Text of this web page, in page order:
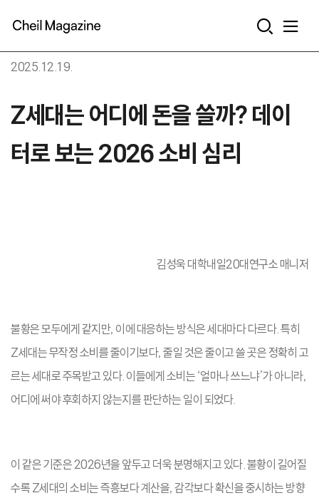
2025.12.19.
Z세대는 어디에 돈을 쓸까? 데이
터로 보는 2026 소비 심리
김성욱 대학내일20대연구소 매니저
불황은 모두에게 같지만, 이에 대응하는 방식은 세대마다 다르다. 특히
Z세대는 무작정 소비를 줄이기보다, 줄일 것은 줄이고 쓸 곳은 정확히 고
르는 세대로 주목받고 있다. 이들에게 소비는 ‘얼마나 쓰느냐’가 아니라,
어디에 써야 후회하지 않는지를 판단하는 일이 되었다.
이 같은 기준은 2026년을 앞두고 더욱 분명해지고 있다. 불황이 길어질
수록 Z세대의 소비는 즉흥보다 계산을, 감각보다 확신을 중시하는 방향